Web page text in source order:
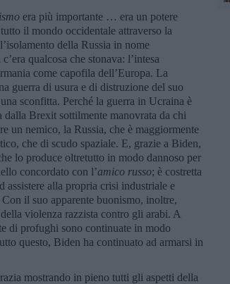
era più importante … era un potere
il mondo occidentale attraverso la
della Russia in nome
qualcosa che stonava: l’intesa
come capofila dell’Europa. La
guerra di usura e di distruzione del suo
sconfitta. Perché la guerra in Ucraina è
dalla Brexit sottilmente manovrata da chi
un nemico, la Russia, che è maggiormente
che di scudo spaziale. E, grazie a Biden,
lo produce oltretutto in modo dannoso per
concordato con l’amico russo; è costretta
assistere alla propria crisi industriale e
Con il suo apparente buonismo, inoltre,
violenza razzista contro gli arabi. A
di profughi sono continuate in modo
questo, Biden ha continuato ad armarsi in
mostrando in pieno tutti gli aspetti della